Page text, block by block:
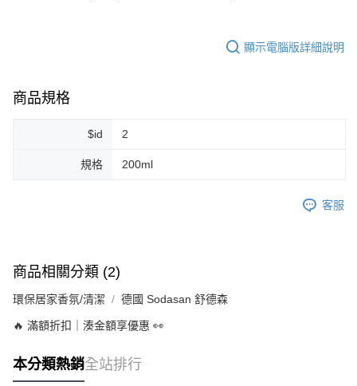
顯示電腦版詳細說明
商品規格
$id 2
規格 200ml
客服
商品相關分類 (2)
環保居家香氛/清潔 德國 Sodasan 舒德森
🔥 滿額折扣｜湊金額享優惠 👀
本分類熱銷全站排行